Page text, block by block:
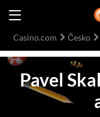
Casino.com Česko
Pavel